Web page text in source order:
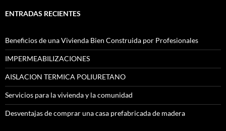
ENTRADAS RECIENTES
Beneficios de una Vivienda Bien Construida por Profesionales
IMPERMEABILIZACIONES
AISLACION TERMICA POLIURETANO
Servicios para la vivienda y la comunidad
Desventajas de comprar una casa prefabricada de madera